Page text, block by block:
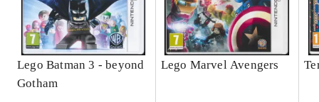
Lego Batman 3 - beyond
Gotham
Lego Marvel Avengers